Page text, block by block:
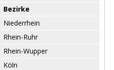
Bezirke
Niederrhein
Rhein-Ruhr
Rhein-Wupper
Köln